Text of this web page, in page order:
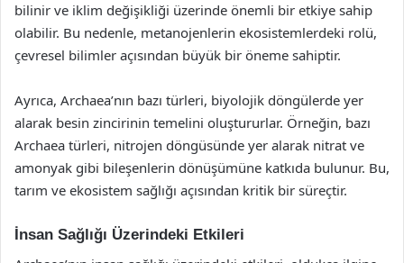
bilinir ve iklim değişikliği üzerinde önemli bir etkiye sahip
olabilir. Bu nedenle, metanojenlerin ekosistemlerdeki rolü,
çevresel bilimler açısından büyük bir öneme sahiptir.
Ayrıca, Archaea’nın bazı türleri, biyolojik döngülerde yer
alarak besin zincirinin temelini oluştururlar. Örneğin, bazı
Archaea türleri, nitrojen döngüsünde yer alarak nitrat ve
amonyak gibi bileşenlerin dönüşümüne katkıda bulunur. Bu,
tarım ve ekosistem sağlığı açısından kritik bir süreçtir.
İnsan Sağlığı Üzerindeki Etkileri